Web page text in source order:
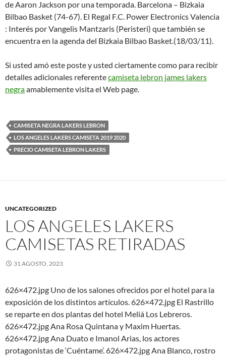
de Aaron Jackson por una temporada. Barcelona – Bizkaia
Bilbao Basket (74-67). El Regal F.C. Power Electronics Valencia
: Interés por Vangelis Mantzaris (Peristeri) que también se
encuentra en la agenda del Bizkaia Bilbao Basket.(18/03/11).
Si usted amó este poste y usted ciertamente como para recibir
detalles adicionales referentecamiseta lebron james lakers
negraamablemente visita el Web page.
CAMISETA NEGRA LAKERS LEBRON
LOS ANGELES LAKERS CAMISETA 2019 2020
PRECIO CAMISETA LEBRON LAKERS
UNCATEGORIZED
LOS ANGELES LAKERS
CAMISETAS RETIRADAS
31 AGOSTO, 2023
626×472.jpg Uno de los salones ofrecidos por el hotel para la
exposición de los distintos artículos. 626×472.jpg El Rastrillo
se reparte en dos plantas del hotel Meliá Los Lebreros.
626×472.jpg Ana Rosa Quintana y Maxim Huertas.
626×472.jpg Ana Duato e Imanol Arias, los actores
protagonistas de ‘Cuéntame’. 626×472.jpg Ana Blanco, rostro